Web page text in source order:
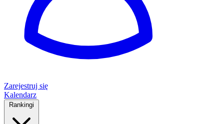
Zarejestruj się
Kalendarz
Rankingi